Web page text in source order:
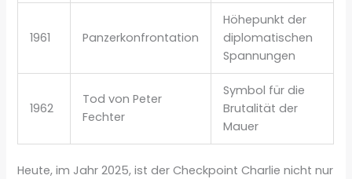
1961 Panzerkonfrontation
Höhepunkt der
diplomatischen
Spannungen
1962
Tod von Peter
Fechter
Symbol für die
Brutalität der
Mauer
Heute, im Jahr 2025, ist der Checkpoint Charlie nicht nur